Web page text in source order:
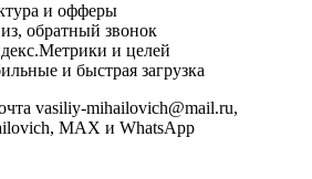
и офферы
обратный звонок
и целей
и быстрая загрузка
vasiliy-mihailovich@mail.ru,
MAX и WhatsApp